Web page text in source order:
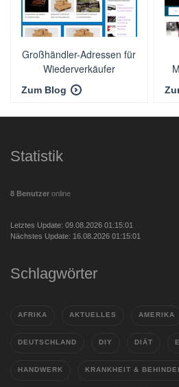
Großhändler-Adressen für
Wiederverkäufer
Zum Blog
Statistik
8 Benutzer online
Letztes Update: 09.08.2026 01:15:01
Nächstes Update: 16.08.2026 01:15:01
Schlagwörter
AFRIKA AKTUELLES AMERIKA
DEUTSCHLAND DIY DIÄT
HANDWERK KRANKHEIT &